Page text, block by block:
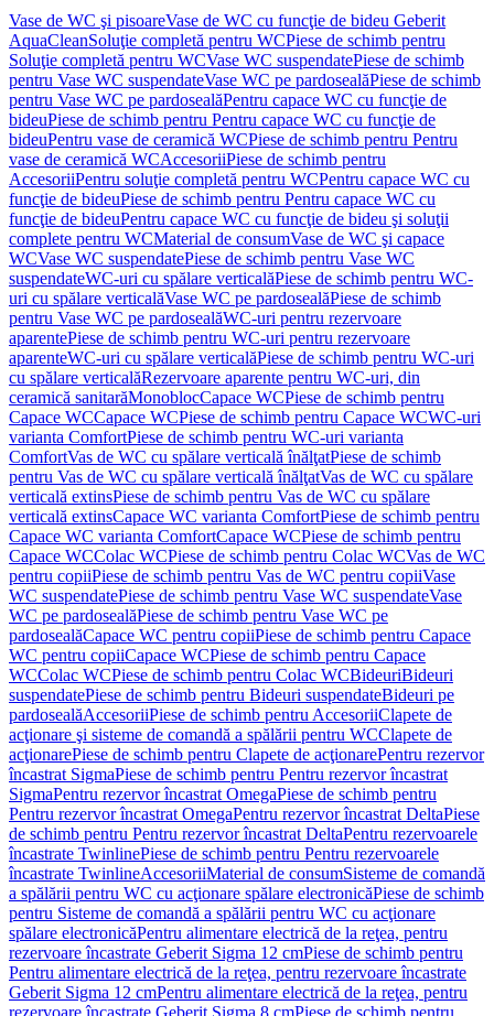
Vase de WC şi pisoareVase de WC cu funcţie de bideu Geberit
AquaCleanSoluţie completă pentru WCPiese de schimb pentru
Soluţie completă pentru WCVase WC suspendatePiese de schimb
pentru Vase WC suspendateVase WC pe pardosealăPiese de schimb
pentru Vase WC pe pardosealăPentru capace WC cu funcţie de
bideuPiese de schimb pentru Pentru capace WC cu funcţie de
bideuPentru vase de ceramică WCPiese de schimb pentru Pentru
vase de ceramică WCAccesoriiPiese de schimb pentru
AccesoriiPentru soluţie completă pentru WCPentru capace WC cu
funcţie de bideuPiese de schimb pentru Pentru capace WC cu
funcţie de bideuPentru capace WC cu funcţie de bideu şi soluţii
complete pentru WCMaterial de consumVase de WC şi capace
WCVase WC suspendatePiese de schimb pentru Vase WC
suspendateWC-uri cu spălare verticalăPiese de schimb pentru WC-
uri cu spălare verticalăVase WC pe pardosealăPiese de schimb
pentru Vase WC pe pardosealăWC-uri pentru rezervoare
aparentePiese de schimb pentru WC-uri pentru rezervoare
aparenteWC-uri cu spălare verticalăPiese de schimb pentru WC-uri
cu spălare verticalăRezervoare aparente pentru WC-uri, din
ceramică sanitarăMonoblocCapace WCPiese de schimb pentru
Capace WCCapace WCPiese de schimb pentru Capace WCWC-uri
varianta ComfortPiese de schimb pentru WC-uri varianta
ComfortVas de WC cu spălare verticală înălţatPiese de schimb
pentru Vas de WC cu spălare verticală înălţatVas de WC cu spălare
verticală extinsPiese de schimb pentru Vas de WC cu spălare
verticală extinsCapace WC varianta ComfortPiese de schimb pentru
Capace WC varianta ComfortCapace WCPiese de schimb pentru
Capace WCColac WCPiese de schimb pentru Colac WCVas de WC
pentru copiiPiese de schimb pentru Vas de WC pentru copiiVase
WC suspendatePiese de schimb pentru Vase WC suspendateVase
WC pe pardosealăPiese de schimb pentru Vase WC pe
pardosealăCapace WC pentru copiiPiese de schimb pentru Capace
WC pentru copiiCapace WCPiese de schimb pentru Capace
WCColac WCPiese de schimb pentru Colac WCBideuriBideuri
suspendatePiese de schimb pentru Bideuri suspendateBideuri pe
pardosealăAccesoriiPiese de schimb pentru AccesoriiClapete de
acţionare şi sisteme de comandă a spălării pentru WCClapete de
acţionarePiese de schimb pentru Clapete de acţionarePentru rezervor
încastrat SigmaPiese de schimb pentru Pentru rezervor încastrat
SigmaPentru rezervor încastrat OmegaPiese de schimb pentru
Pentru rezervor încastrat OmegaPentru rezervor încastrat DeltaPiese
de schimb pentru Pentru rezervor încastrat DeltaPentru rezervoarele
încastrate TwinlinePiese de schimb pentru Pentru rezervoarele
încastrate TwinlineAccesoriiMaterial de consumSisteme de comandă
a spălării pentru WC cu acţionare spălare electronicăPiese de schimb
pentru Sisteme de comandă a spălării pentru WC cu acţionare
spălare electronicăPentru alimentare electrică de la reţea, pentru
rezervoare încastrate Geberit Sigma 12 cmPiese de schimb pentru
Pentru alimentare electrică de la reţea, pentru rezervoare încastrate
Geberit Sigma 12 cmPentru alimentare electrică de la reţea, pentru
rezervoare încastrate Geberit Sigma 8 cmPiese de schimb pentru